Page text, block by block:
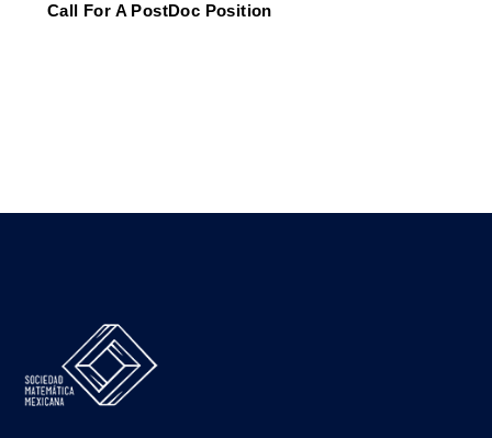
Call For A PostDoc Position